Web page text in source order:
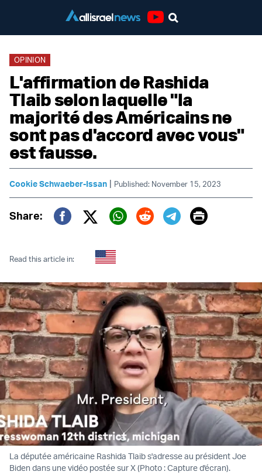
OPINION
L'affirmation de Rashida
Tlaib selon laquelle "la
majorité des Américains ne
sont pas d'accord avec vous"
est fausse.
Cookie Schwaeber-Issan | Published: November 15, 2023
Share:
Twitter (X)
Print
Read this article in:
La députée américaine Rashida Tlaib s'adresse au président Joe
Biden dans une vidéo postée sur X (Photo : Capture d'écran).